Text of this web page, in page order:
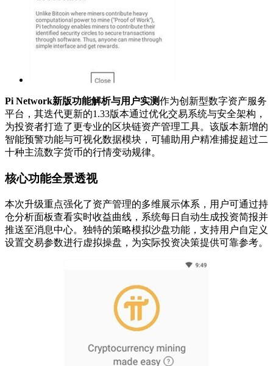
Pi Network新版功能解析与用户实测作为创新型数字资产服务
平台，其迭代更新的1.33版本通过优化交易系统与安全架构，
为投资者打造了更专业的区块链资产管理工具。该版本新增的
智能预警功能与可视化数据模块，可辅助用户精准捕捉超过二
十种主流数字货币的行情变动规律。
核心功能全景透视
本次升级重点强化了资产管理的多维展示体系，用户可通过持
仓分析面板查看实时收益曲线，系统每日自动生成投资简报并
推送至消息中心。独特的策略模拟沙盘功能，支持用户自定义
设置交易参数进行虚拟操盘，为实际投资决策提供可靠参考。